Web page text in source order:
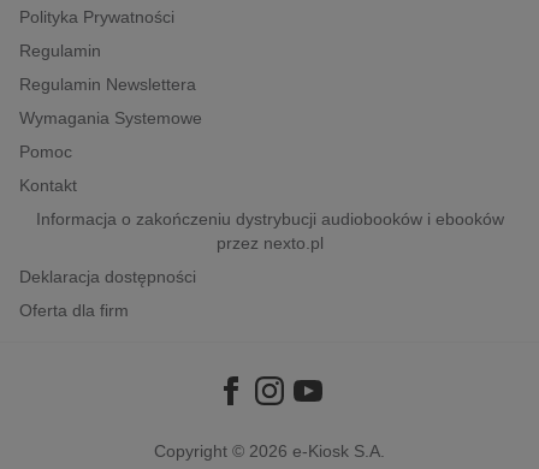
psychologiczne
inne
popularno-naukowe
historia
Polityka Prywatności
Regulamin
Regulamin Newslettera
Wymagania Systemowe
Pomoc
Kontakt
Informacja o zakończeniu dystrybucji audiobooków i ebooków
przez nexto.pl
Deklaracja dostępności
Oferta dla firm
Copyright © 2026 e-Kiosk S.A.